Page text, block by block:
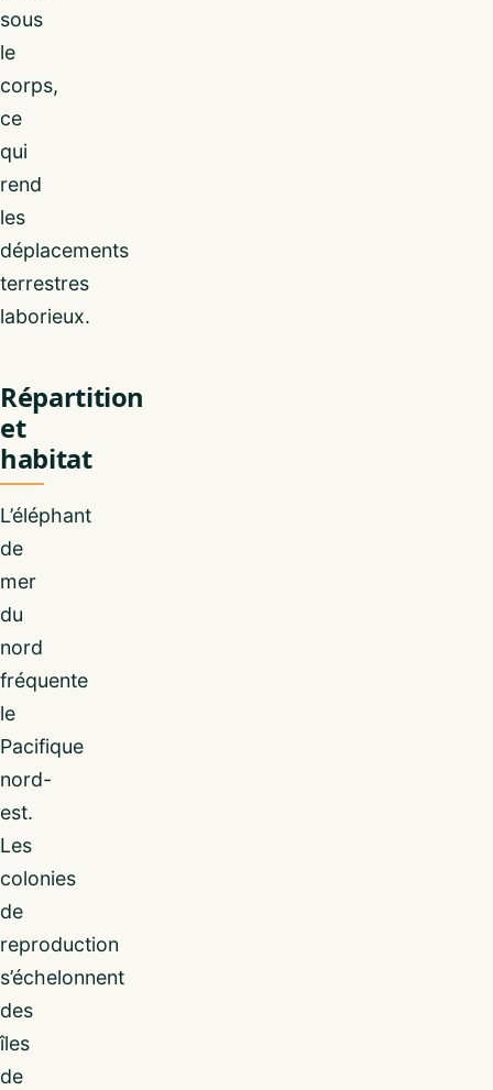
sous
le
corps,
ce
qui
rend
les
déplacements
terrestres
laborieux.
Répartition
et
habitat
L’éléphant
de
mer
du
nord
fréquente
le
Pacifique
nord-
est.
Les
colonies
de
reproduction
s’échelonnent
des
îles
de